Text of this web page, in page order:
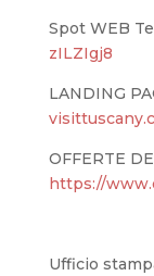
Spot WEB
zILZIgj8
LANDING
OFFERTE
https://
Ufficio